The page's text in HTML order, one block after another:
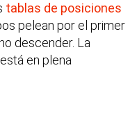
tablas de posiciones
pelean por el primer
descender. La
está en plena